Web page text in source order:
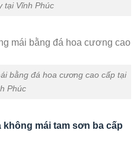
tại Vĩnh Phúc
bằng đá hoa cương cao cấp tại
Phúc
không mái tam sơn ba cấp